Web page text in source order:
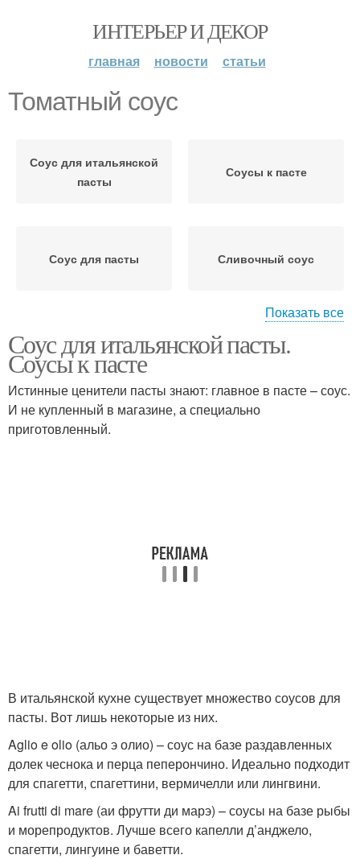
ИНТЕРЬЕР И ДЕКОР
главная новости статьи
Томатный соус
Соус для итальянской
пасты
Соусы к пасте
Соус для пасты Сливочный соус
Соус с грибами Молочный соус
Соус к макаронам
Соусы для спагетти Соус для спагетти
Соус для пиццы
Показать все
Соус для итальянской пасты.
Соусы к пасте
Истинные ценители пасты знают: главное в пасте – соус.
И не купленный в магазине, а специально
приготовленный.
В итальянской кухне существует множество соусов для
пасты. Вот лишь некоторые из них.
Aglio e olio (альо э олио) – соус на базе раздавленных
долек чеснока и перца пеперончино. Идеально подходит
для спагетти, спагеттини, вермичелли или лингвини.
Ai frutti di mare (аи фрутти ди марэ) – соусы на базе рыбы
и морепродуктов. Лучше всего капелли д’анджело,
спагетти, лингуине и баветти.